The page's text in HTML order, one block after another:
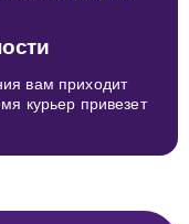
вам приходит
курьер привезет